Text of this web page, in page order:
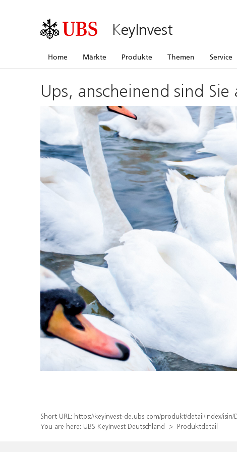
KeyInvest
Home Märkte Produkte Themen Service
Ups, anscheinend sind
Short URL: https://keyinvest-de.ubs.com/produkt/detail/index/isin/
You are here: UBS KeyInvest Deutschland Produktdetail